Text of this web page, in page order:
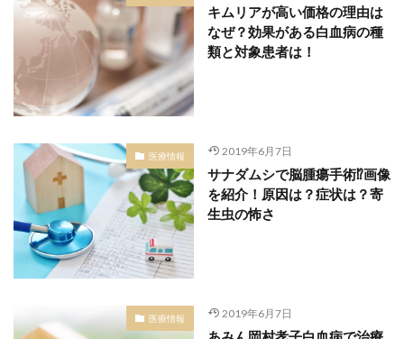
キムリアが高い価格の理由は
なぜ？効果がある白血病の種
類と対象患者は！
医療情報 2019年6月7日
サナダムシで脳腫瘍手術⁉画像
を紹介！原因は？症状は？寄
生虫の怖さ
医療情報 2019年6月7日